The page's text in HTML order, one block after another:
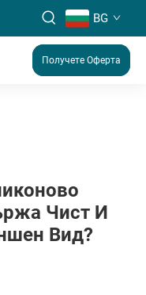
BG
Получете Оферта
Чист И
Вид?